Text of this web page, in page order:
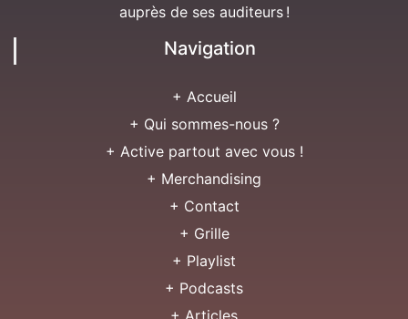
auprès de ses auditeurs !
Navigation
+ Accueil
+ Qui sommes-nous ?
+ Active partout avec vous !
+ Merchandising
+ Contact
+ Grille
+ Playlist
+ Podcasts
+ Articles